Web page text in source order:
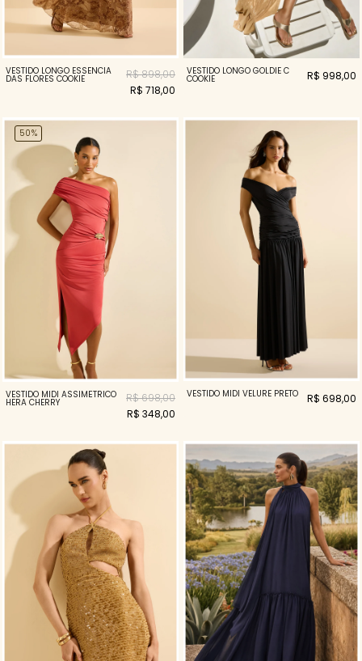
VESTIDO LONGO ESSENCIA
DAS FLORES COOKIE
R$ 898,00
R$ 718,00
VESTIDO LONGO GOLDIE C
COOKIE R$ 998,00
50%
VESTIDO MIDI ASSIMÉTRICO
HERA CHERRY
R$ 698,00
R$ 348,00
VESTIDO MIDI VELURE PRETO R$ 698,00